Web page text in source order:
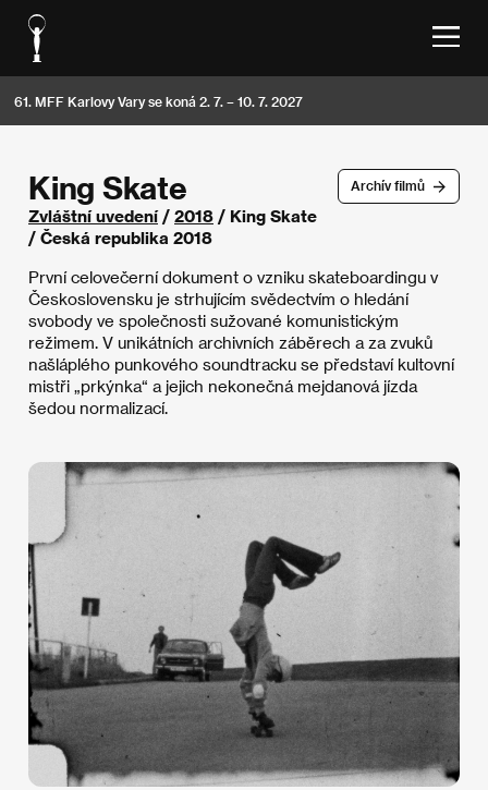
61. MFF Karlovy Vary se koná 2. 7. – 10. 7. 2027
Archív filmů
King Skate
Zvláštní uvedení/ 2018 / King Skate
/ Česká republika 2018
První celovečerní dokument o vzniku skateboardingu v
Československu je strhujícím svědectvím o hledání
svobody ve společnosti sužované komunistickým
režimem. V unikátních archivních záběrech a za zvuků
našláplého punkového soundtracku se představí kultovní
mistři „prkýnka“ a jejich nekonečná mejdanová jízda
šedou normalizací.